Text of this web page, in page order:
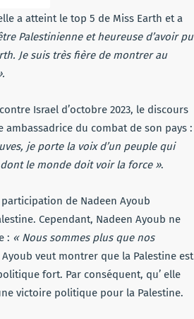
a atteint le top 5 de Miss Earth et a
Palestinienne et heureuse d’avoir pu
Je suis très fière de montrer au
Israel d’octobre 2023, le discours
du combat de son pays :
je porte la voix d’un peuple qui
le monde doit voir la force ».
de Nadeen Ayoub
Cependant, Nadeen Ayoub ne
: « Nous sommes plus que nos
veut montrer que la Palestine est
fort. Par conséquent, qu’ elle
victoire politique pour la Palestine.